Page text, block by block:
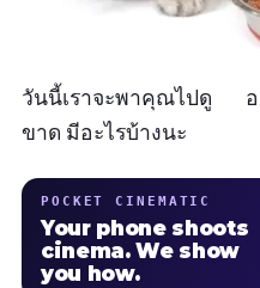
วันนี้เราจะพาคุณไปดู อ
ขาด มีอะไรบ้างนะ
POCKET CINEMATIC
Your phone shoots
cinema. We show
you how.